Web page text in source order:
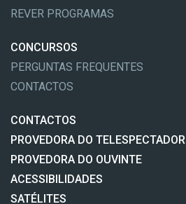
REVER PROGRAMAS
CONCURSOS
PERGUNTAS FREQUENTES
CONTACTOS
CONTACTOS
PROVEDORA DO TELESPECTADOR
PROVEDORA DO OUVINTE
ACESSIBILIDADES
SATÉLITES